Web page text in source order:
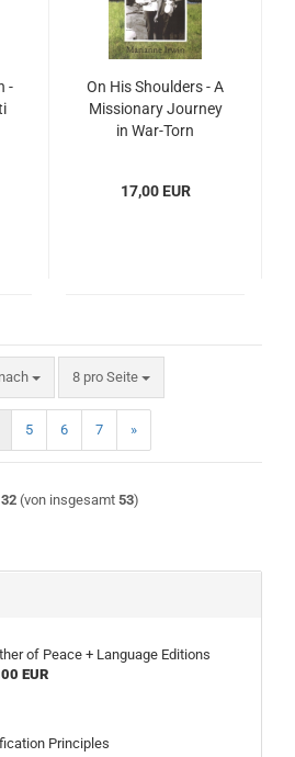
-
On His Shoulders - A
Missionary Journey
in War-Torn
17,00 EUR
8 pro Seite
pro Seite
5 6 7 »
32(von insgesamt 53)
of Peace + Language Editions
EUR
Principles